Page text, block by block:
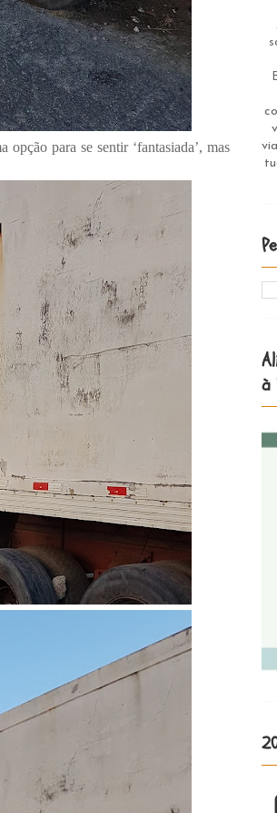
para se sentir ‘fantasiada’, mas
à